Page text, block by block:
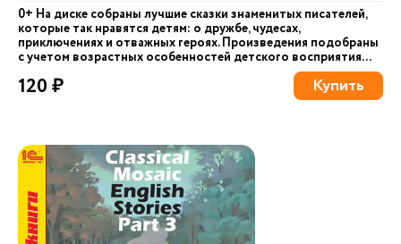
0+ На диске собраны лучшие сказки знаменитых писателей,
которые так нравятся детям: о дружбе, чудесах,
приключениях и отважных героях. Произведения подобраны
с учетом возрастных особенностей детского восприятия...
120 ₽ Купить